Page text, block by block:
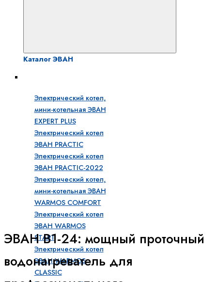
Каталог ЭВАН
Электрический котел,
мини-котельная ЭВАН
EXPERT PLUS
Электрический котел
ЭВАН PRACTIC
Электрический котел
ЭВАН PRACTIC-2022
Электрический котел,
мини-котельная ЭВАН
WARMOS COMFORT
Электрический котел
ЭВАН WARMOS
START
Электрический котел
ЭВАН WARMOS
CLASSIC
ЭВАН В1-24: мощный проточный
водонагреватель для